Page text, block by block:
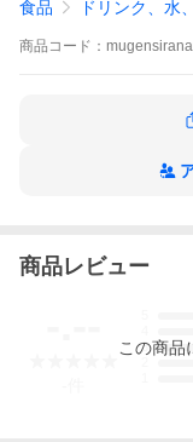
食品 ドリンク、水
商品 コード：
商品レビュー
3
この商品